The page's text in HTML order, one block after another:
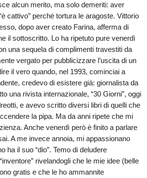
alcun merito, ma solo demeriti: aver
cattivo” perché tortura le aragoste. Vittorio
dopo aver creato Farina, afferma di
il sottoscritto. Lo ha ripetuto pure venerdì
una sequela di complimenti travestiti da
vergato per pubblicizzare l’uscita di un
il vero quando, nel 1993, cominciai a
credevo di esistere già: giornalista da
una rivista internazionale, “30 Giorni”, oggi
e avevo scritto diversi libri di quelli che
la pipa. Ma da anni ripete che mi
Anche venerdì però è finito a parlare
A me invece annoia, mi appassionano
ha il suo “dio”. Temo di deludere
rivelandogli che le mie idee (belle
gratis e che le ho ammannite